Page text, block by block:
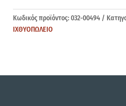
Κωδικός προϊόντος:032-00494
ΙΧΘΥΟΠΩΛΕΙΟ